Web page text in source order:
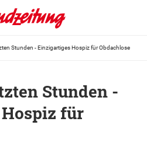
Stunden - Einzigartiges Hospiz für Obdachlose
Stunden -
für